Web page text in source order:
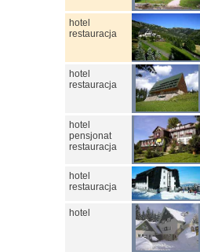
hotel
restauracja
hotel
restauracja
hotel
pensjonat
restauracja
hotel
restauracja
hotel